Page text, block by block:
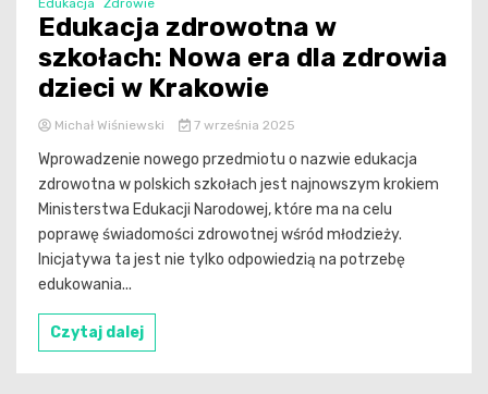
Edukacja Zdrowie
Edukacja zdrowotna w
szkołach: Nowa era dla zdrowia
dzieci w Krakowie
Michał Wiśniewski 7 września 2025
Wprowadzenie nowego przedmiotu o nazwie edukacja
zdrowotna w polskich szkołach jest najnowszym krokiem
Ministerstwa Edukacji Narodowej, które ma na celu
poprawę świadomości zdrowotnej wśród młodzieży.
Inicjatywa ta jest nie tylko odpowiedzią na potrzebę
edukowania...
Czytaj dalej